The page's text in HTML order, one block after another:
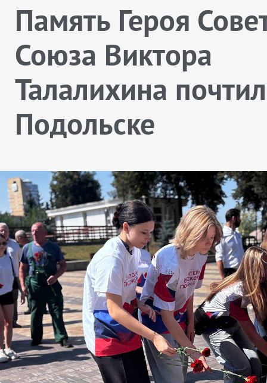
Память Героя
Союза Виктора
Талалихина
Подольске